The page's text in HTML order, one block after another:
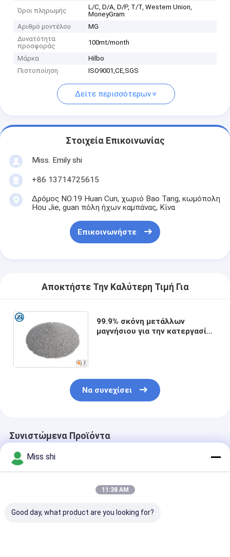
Όροι πληρωμής
L/C, D/A, D/P, T/T, Western Union,
MoneyGram
Αριθμό μοντέλου
MG
Δυνατότητα
προσφοράς
100mt/month
Μάρκα
Hilbo
Πιστοποίηση
ISO9001,CE,SGS
Δείτε περισσότερων
Στοιχεία Επικοινωνίας
Miss. Emily shi
+86 13714725615
Δρόμος NO.19 Huan Cun, χωριό Bao Tang, κωμόπολη
Hou Jie, guan πόλη ήχων καμπάνας, Κίνα
Επικοινωνήστε
Αποκτήστε Την Καλύτερη Τιμή Για
99.9% σκόνη μετάλλων
μαγνήσιου για την κατεργασία
Να συνεχίσει
Συνιστώμενα Προϊόντα
Miss shi
11:38 AM
Good day, what product are you looking for?